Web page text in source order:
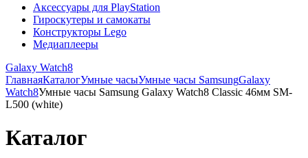
Аксессуары для PlayStation
Гироскутеры и самокаты
Конструкторы Lego
Медиаплееры
Galaxy Watch8
ГлавнаяКаталогУмные часыУмные часы SamsungGalaxy
Watch8Умные часы Samsung Galaxy Watch8 Classic 46мм SM-
L500 (white)
Каталог